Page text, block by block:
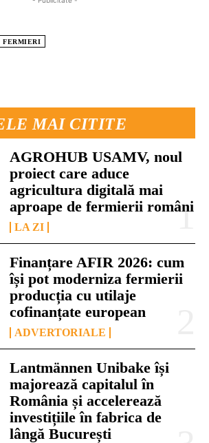
MAI CITITE
AGROHUB USAMV, noul
proiect care aduce
agricultura digitală mai
aproape de fermierii români
LA ZI
Finanțare AFIR 2026: cum
își pot moderniza fermierii
producția cu utilaje
cofinanțate european
ADVERTORIALE
Lantmännen Unibake își
majorează capitalul în
România și accelerează
investițiile în fabrica de
lângă București
FERMIERI